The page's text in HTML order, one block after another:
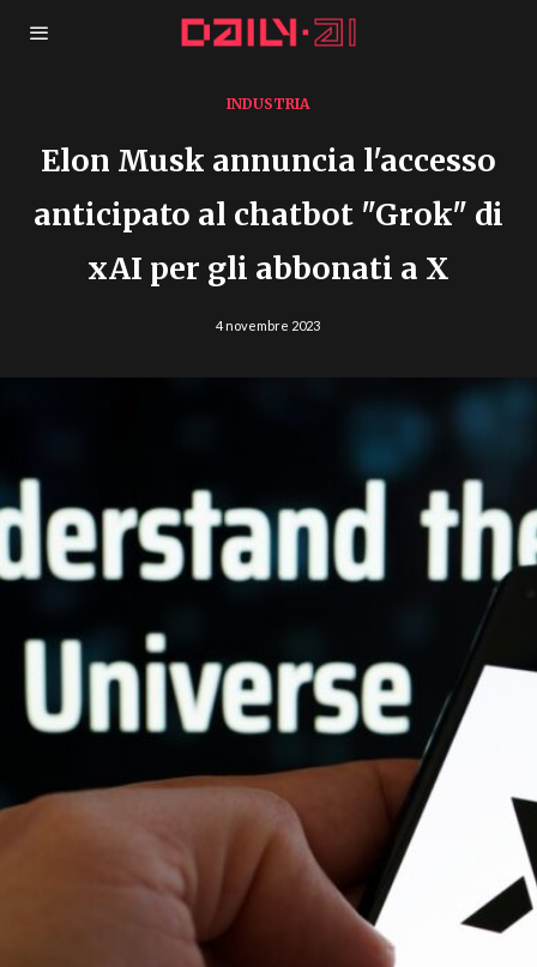
INDUSTRIA
Elon Musk annuncia l'accesso
anticipato al chatbot "Grok" di
xAI per gli abbonati a X
4 novembre 2023